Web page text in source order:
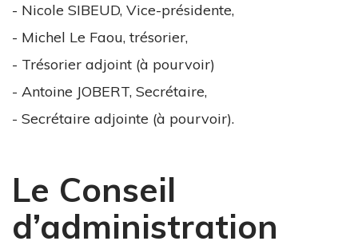
- Nicole SIBEUD, Vice-présidente,
- Michel Le Faou, trésorier,
- Trésorier adjoint (à pourvoir)
- Antoine JOBERT, Secrétaire,
- Secrétaire adjointe (à pourvoir).
Le Conseil
d’administration